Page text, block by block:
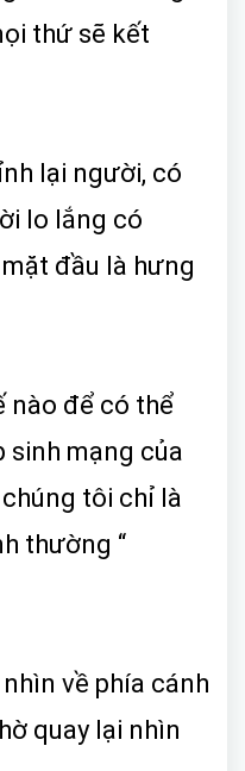
thứ sẽ kết
lại người, có
lo lắng có
đầu là hưng
nào để có thể
sinh mạng của
tôi chỉ là
thường “
về phía cánh
quay lại nhìn